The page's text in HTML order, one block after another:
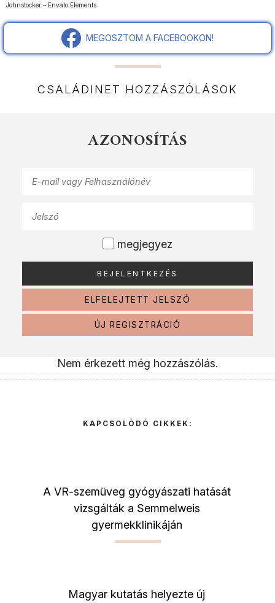
Johnstocker – Envato Elements
MEGOSZTOM A FACEBOOKON!
CSALÁDINET HOZZÁSZÓLÁSOK
AZONOSÍTÁS
megjegyez
ELFELEJTETT JELSZÓ
ÚJ REGISZTRÁCIÓ
Nem érkezett még hozzászólás.
KAPCSOLÓDÓ CIKKEK:
A VR-szemüveg gyógyászati hatását
vizsgálták a Semmelweis
gyermekklinikáján
Magyar kutatás helyezte új